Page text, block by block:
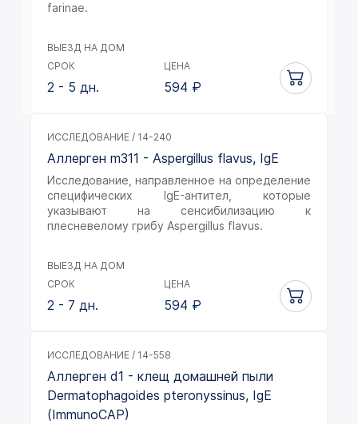
farinae.
ВЫЕЗД НА ДОМ
СРОК
2 - 5 дн.
ЦЕНА
594 ₽
ИССЛЕДОВАНИЕ / 14-240
Аллерген m311 - Aspergillus flavus, IgE
Исследование, направленное на определение
специфических lgE-антител, которые
указывают на сенсибилизацию к
плесневелому грибу Aspergillus flavus.
ВЫЕЗД НА ДОМ
СРОК
2 - 7 дн.
ЦЕНА
594 ₽
ИССЛЕДОВАНИЕ / 14-558
Аллерген d1 - клещ домашней пыли
Dermatophagoides pteronyssinus, IgE
(ImmunoCAP)